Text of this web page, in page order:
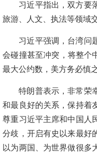
习近平指出，双方要
旅游、人文、执法等领域
习近平强调，台湾问
会碰撞甚至冲突，将整个
最大公约数，美方务必慎
特朗普表示，非常荣
和最良好的关系，保持着
尊重习近平主席和中国人
分歧，开启有史以来最好
以为两国、为世界做很多